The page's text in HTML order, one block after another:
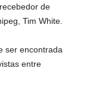
de
Tim White.
ser encontrada
entre